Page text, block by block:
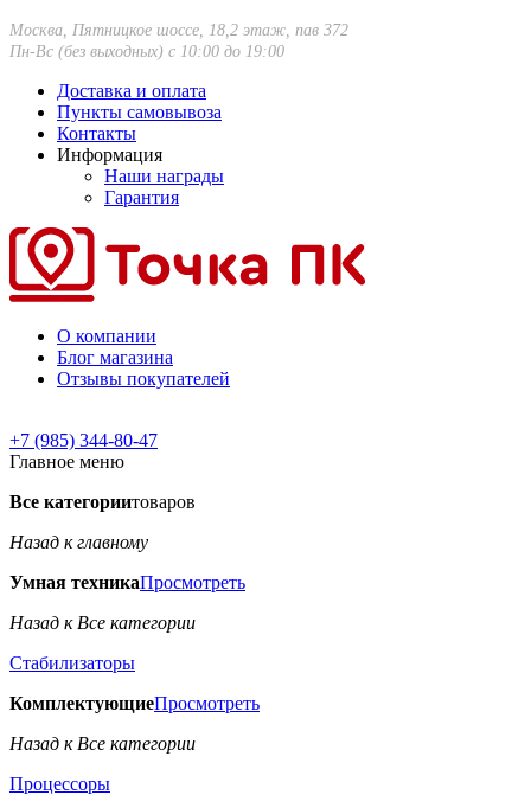
Москва, Пятницкое шоссе, 18,2 этаж, пав 372
Пн-Вс (без выходных) с 10:00 до 19:00
Доставка и оплата
Пункты самовывоза
Контакты
Информация
Наши награды
Гарантия
О компании
Блог магазина
Отзывы покупателей
+7 (985) 344-80-47
Главное меню
Все категориитоваров
Назад к главному
Умная техникаПросмотреть
Назад к Все категории
Стабилизаторы
КомплектующиеПросмотреть
Назад к Все категории
Процессоры